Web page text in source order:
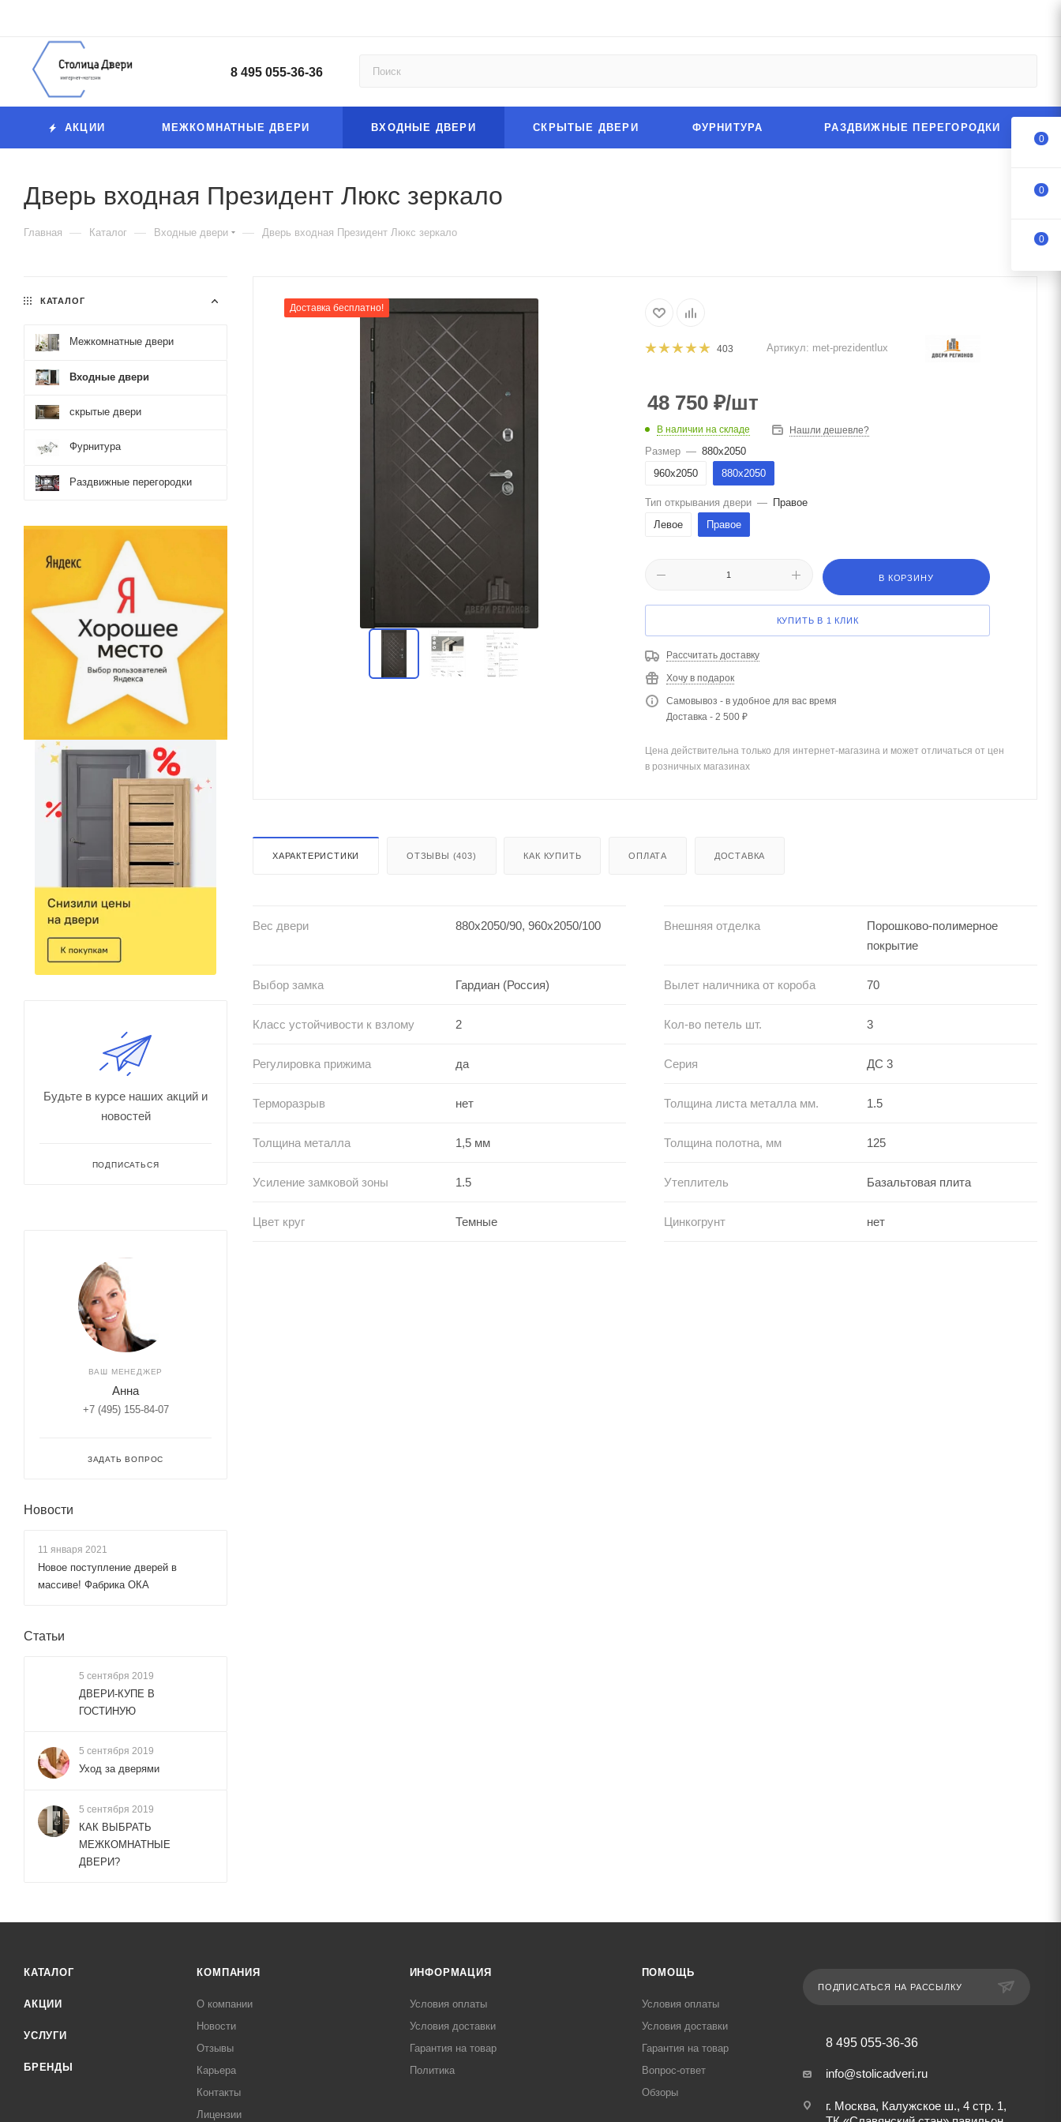
8 495 055-36-36
АКЦИИ МЕЖКОМНАТНЫЕ ДВЕРИ ВХОДНЫЕ ДВЕРИ СКРЫТЫЕ ДВЕРИ ФУРНИТУРА РАЗДВИЖНЫЕ ПЕРЕГОРОДКИ
Дверь входная Президент Люкс зеркало
Главная — Каталог — Входные двери — Дверь входная Президент Люкс зеркало
Доставка бесплатно!
403 Артикул: met-prezidentlux
48 750 ₽/шт
В наличии на складе Нашли дешевле?
Размер — 880х2050
960х2050
880х2050
Тип открывания двери — Правое
Левое
Правое
В КОРЗИНУ
КУПИТЬ В 1 КЛИК
Рассчитать доставку
Хочу в подарок
Самовывоз - в удобное для вас время
Доставка - 2 500 ₽
Цена действительна только для интернет-магазина и может отличаться от цен
в розничных магазинах
ХАРАКТЕРИСТИКИ ОТЗЫВЫ (403) КАК КУПИТЬ ОПЛАТА ДОСТАВКА
Вес двери 880х2050/90, 960х2050/100 Внешняя отделка
Порошково-полимерное
покрытие
Выбор замка Гардиан (Россия) Вылет наличника от короба 70
Класс устойчивости к взлому 2 Кол-во петель шт. 3
Регулировка прижима да Серия ДС 3
Терморазрыв нет Толщина листа металла мм. 1.5
Толщина металла 1,5 мм Толщина полотна, мм 125
Усиление замковой зоны 1.5 Утеплитель Базальтовая плита
Цвет круг Темные Цинкогрунт нет
КАТАЛОГ
Межкомнатные двери
Входные двери
скрытые двери
Фурнитура
Раздвижные перегородки
Будьте в курсе наших акций и
новостей
ПОДПИСАТЬСЯ
ВАШ МЕНЕДЖЕР
Анна
+7 (495) 155-84-07
ЗАДАТЬ ВОПРОС
Новости
11 января 2021
Новое поступление дверей в
массиве! Фабрика ОКА
Статьи
5 сентября 2019
ДВЕРИ-КУПЕ В
ГОСТИНУЮ
5 сентября 2019
Уход за дверями
5 сентября 2019
КАК ВЫБРАТЬ
МЕЖКОМНАТНЫЕ
ДВЕРИ?
КАТАЛОГ
АКЦИИ
УСЛУГИ
БРЕНДЫ
КОМПАНИЯ
О компании
Новости
Отзывы
Карьера
Контакты
Лицензии
ИНФОРМАЦИЯ
Условия оплаты
Условия доставки
Гарантия на товар
Политика
ПОМОЩЬ
Условия оплаты
Условия доставки
Гарантия на товар
Вопрос-ответ
Обзоры
ПОДПИСАТЬСЯ НА РАССЫЛКУ
8 495 055-36-36
info@stolicadveri.ru
г. Москва, Калужское ш., 4 стр. 1,
0
0
0